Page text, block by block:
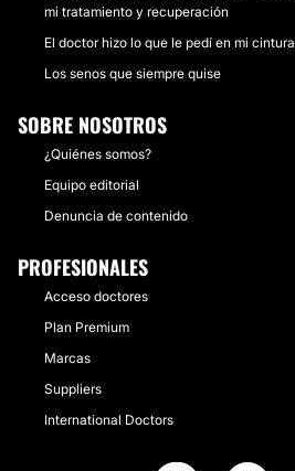
mi tratamiento y recuperación
El doctor hizo lo que le pedí en mi cintura
Los senos que siempre quise
SOBRE NOSOTROS
¿Quiénes somos?
Equipo editorial
Denuncia de contenido
PROFESIONALES
Acceso doctores
Plan Premium
Marcas
Suppliers
International Doctors